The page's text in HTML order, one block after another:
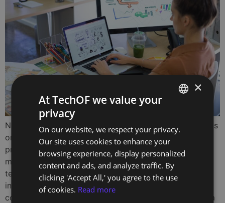
Nuno Rosado, CEO e cofundador da TechOf, foi um dos
oradores convidados nas “Inspirational Talks” do
programa NOVA FCT Entrepreneurship 2025, um dos
maiores cursos de empreendedorismo da Europa que
tem como objetivo estimular ideias de negócios
inovadoras e capacitar os estudantes com as
competências fundamentais para criar uma startup. Na
ENGLISH
×
At TechOF we value your
privacy
On our website, we respect your privacy.
Our site uses cookies to enhance your
browsing experience, display personalized
content and ads, and analyze traffic. By
clicking 'Accept All,' you agree to the use
of cookies. Read more